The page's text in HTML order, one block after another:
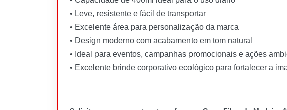
• Leve, resistente e fácil de transportar
• Excelente área para personalização da marca
• Design moderno com acabamento em tom natural
• Ideal para eventos, campanhas promocionais e ações
• Excelente brinde corporativo ecológico para fortalecer a